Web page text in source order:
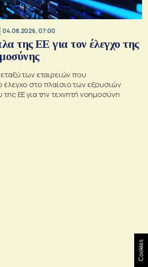
04.08.2026, 07:00
της ΕΕ για τον έλεγχο της
των εταιρειών που
έλεγχο στο πλαίσιο των εξουσιών
ΕΕ για την τεχνητή νοημοσύνη
Cookies